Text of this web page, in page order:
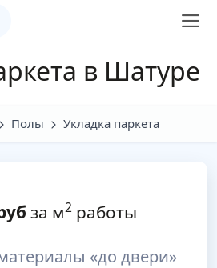
в Шатуре
Полы Укладка паркета
за м2работы
«до двери»